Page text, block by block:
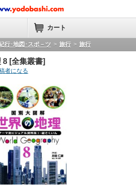
カート
行･地図･スポ－ツ > 旅行 > 旅行
8 [全集叢書]
者になる